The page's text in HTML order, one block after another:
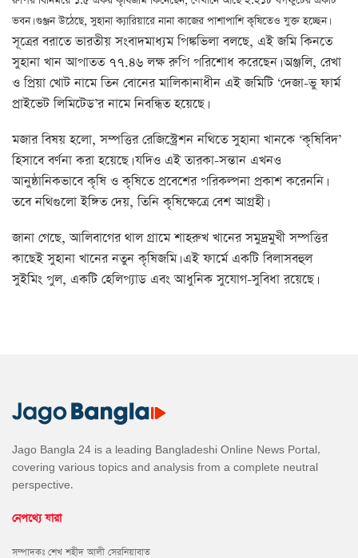
ভবন। গুঞ্জন উঠেছে, সুহানা ক্যারিয়ারে নানা কাজের পাশাপাশি কৃষিতেও যুক্ত হচ্ছেন।
সূত্রের বরাতে ভারতীয় সংবাদমাধ্যম পিঙ্কভিলা বলছে, এই জমি কিনতে
সুহানা খান আপাতত ৭৭.৪৬ লক্ষ রুপি পরিশোধ করেছেন। অঞ্জলি, রেখা
ও প্রিয়া খোট নামে তিন বোনের মালিকানাধীন এই জমিটি ‘দেজা-ভু ফার্ম
প্রাইভেট লিমিটেড’র নামে নিবন্ধিত হয়েছে।
মজার বিষয় হলো, সম্পত্তির রেজিস্ট্রেশন নথিতে সুহানা খানকে ‘কৃষিবিদ’
হিসাবে বর্ণনা করা হয়েছে। যদিও এই তারকা-সন্তান এখনও
আনুষ্ঠানিকভাবে কৃষি ও কৃষিতে প্রবেশের পরিকল্পনা প্রকাশ করেননি।
তবে নথিগুলো ইঙ্গিত দেয়, তিনি কৃষিক্ষেত্রে বেশ আগ্রহী।
জানা গেছে, আলিবাগের থাল গ্রামে শাহরুখ খানের সমুদ্রমুখী সম্পত্তির
কাছেই সুহানা খানের নতুন কৃষিজমি। এই ফার্মে একটি বিলাসবহুল
সুইমিং পুল, একটি হেলিপ্যাড এবং আধুনিক সুযোগ-সুবিধা রয়েছে।
Jago Bangla 24 is a leading Bangladeshi Online News Portal,
covering various topics and analysis from a complete neutral
perspective.
নেপথ্যে যারা
সম্পাদকঃ শেখ শহীদ আলী সেরনিয়াবাত